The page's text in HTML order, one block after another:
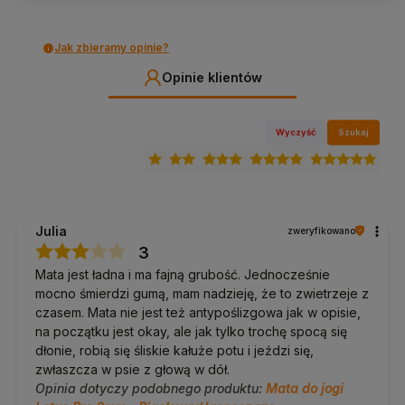
średniej intensywności.
Pielęgnacja i trwałość
Przecieraj wilgotną ściereczką; TPE nie nasiąka i szybko
Nie wystawiaj na słońce ani wysokie temperatury.
Przechowuj zwiniętą, w cieniu.
Pokrowiec lub pasek do noszenia
na zajęcia. pokrowce na maty
Klocki i pasek do jogi , wsparcie w jodze i pilatesie.
do jogi·paski do maty
Ręcznik na matę
, przy intensywniejszym treningu.
ręczniki na matę
Nie wiesz, którą matę wybrać?Zajrzyj doporadnika:
jaką matę do jogi wybrać.
Najczęstsze pytania
Jak zbieramy opinie?
Opinie klientów
Wyczyść Szukaj
Julia zweryfikowano
3
Mata jest ładna i ma fajną grubość. Jednocześnie
mocno śmierdzi gumą, mam nadzieję, że to zwietrzeje z
czasem. Mata nie jest też antypoślizgowa jak w opisie,
na początku jest okay, ale jak tylko trochę spocą się
dłonie, robią się śliskie kałuże potu i jeździ się,
zwłaszcza w psie z głową w dół.
Opinia dotyczy podobnego produktu: Mata do jogi